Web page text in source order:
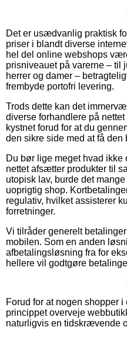
Det er usædvanlig praktisk
priser i blandt diverse
hel del online webshops
prisniveauet på varerne – til
herrer og damer –
frembyde portofri levering.
Trods dette kan det
diverse forhandlere på
kystnet forud for at du
den sikre side med at få den
Du bør lige meget hvad ikke
nettet afsætter produkter til
utopisk lav, burde det
uoprigtig shop.
regulativ, hvilket assisterer
forretninger.
Vi tilråder generelt
mobilen. Som en anden
afbetalingsløsning fra for
hellere vil godtgøre
Forud for at nogen shopper
princippet overveje
naturligvis en tidskrævende